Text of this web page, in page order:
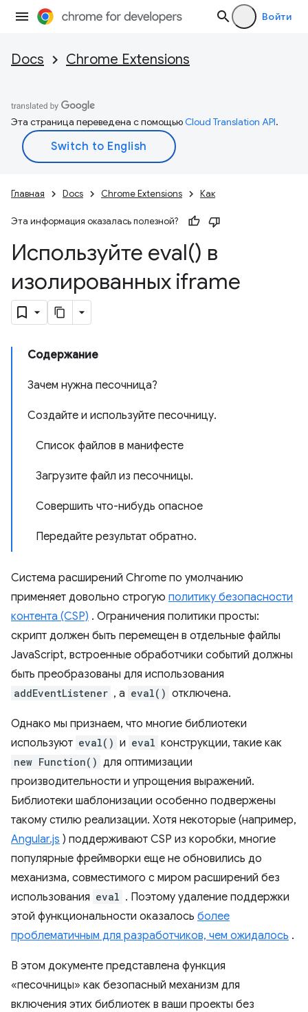
Войти
Docs Chrome Extensions
Эта страница переведена с помощьюCloud Translation API.
Главная Docs Chrome Extensions Как
Эта информация оказалась полезной?
Используйте eval() в
изолированных iframe
Содержание
Зачем нужна песочница?
Создайте и используйте песочницу.
Список файлов в манифесте
Загрузите файл из песочницы.
Совершить что-нибудь опасное
Передайте результат обратно.
Система расширений Chrome по умолчанию
применяет довольно строгую политику безопасности
контента (CSP) . Ограничения политики просты:
скрипт должен быть перемещен в отдельные файлы
JavaScript, встроенные обработчики событий должны
быть преобразованы для использования
addEventListener , а eval() отключена.
Однако мы признаем, что многие библиотеки
используют eval() и eval конструкции, такие как
new Function() для оптимизации
производительности и упрощения выражений.
Библиотеки шаблонизации особенно подвержены
такому стилю реализации. Хотя некоторые (например,
Angular.js ) поддерживают CSP из коробки, многие
популярные фреймворки еще не обновились до
механизма, совместимого с миром расширений без
использования eval . Поэтому удаление поддержки
этой функциональности оказалось более
проблематичным для разработчиков, чем ожидалось .
В этом документе представлена ​​функция
«песочницы» как безопасный механизм для
включения этих библиотек в ваши проекты без